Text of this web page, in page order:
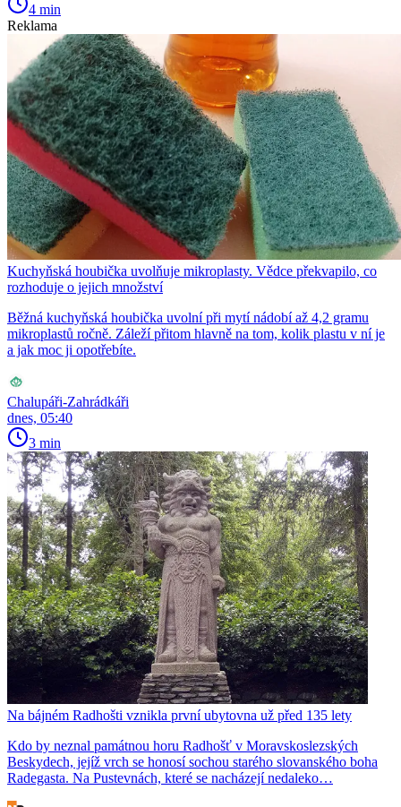
4 min
Reklama
Kuchyňská houbička uvolňuje mikroplasty. Vědce překvapilo, co
rozhoduje o jejich množství
Běžná kuchyňská houbička uvolní při mytí nádobí až 4,2 gramu
mikroplastů ročně. Záleží přitom hlavně na tom, kolik plastu v ní je
a jak moc ji opotřebíte.
Chalupáři-Zahrádkáři
dnes, 05:40
3 min
Na bájném Radhošti vznikla první ubytovna už před 135 lety
Kdo by neznal památnou horu Radhošť v Moravskoslezských
Beskydech, jejíž vrch se honosí sochou starého slovanského boha
Radegasta. Na Pustevnách, které se nacházejí nedaleko…